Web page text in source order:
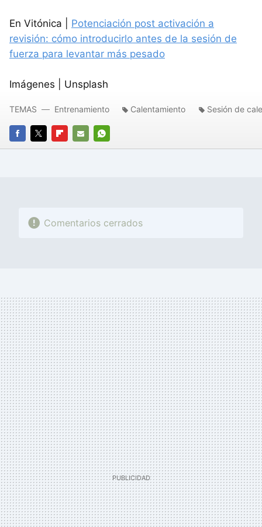
En Vitónica | Potenciación post activación a
revisión: cómo introducirlo antes de la sesión de
fuerza para levantar más pesado
Imágenes | Unsplash
FACEBOOK
TWITTERFLIPBOARD
E-
WHATSAPP
TEMAS Entrenamiento Calentamiento Sesión de
Comentarios cerrados